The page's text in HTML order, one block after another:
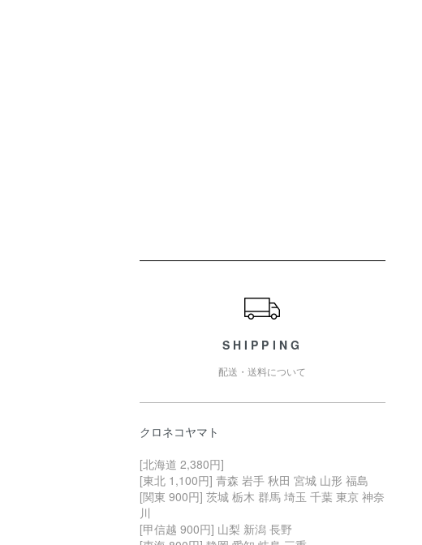
SHIPPING
配送・送料について
クロネコヤマト
[北海道 2,380円]
[東北 1,100円] 青森 岩手 秋田 宮城 山形 福島
[関東 900円] 茨城 栃木 群馬 埼玉 千葉 東京 神奈
川
[甲信越 900円] 山梨 新潟 長野